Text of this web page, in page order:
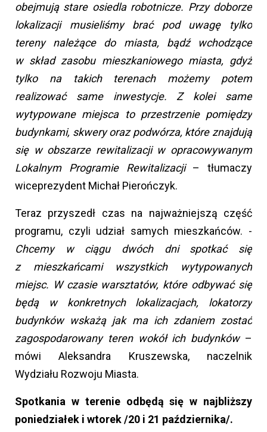
obejmują stare osiedla robotnicze. Przy doborze
lokalizacji musieliśmy brać pod uwagę tylko
tereny należące do miasta, bądź wchodzące
w skład zasobu mieszkaniowego miasta, gdyż
tylko na takich terenach możemy potem
realizować same inwestycje. Z kolei same
wytypowane miejsca to przestrzenie pomiędzy
budynkami, skwery oraz podwórza, które znajdują
się w obszarze rewitalizacji w opracowywanym
Lokalnym Programie Rewitalizacji– tłumaczy
wiceprezydent Michał Pierończyk.
Teraz przyszedł czas na najważniejszą część
programu, czyli udział samych mieszkańców. -
Chcemy w ciągu dwóch dni spotkać się
z mieszkańcami wszystkich wytypowanych
miejsc. W czasie warsztatów, które odbywać się
będą w konkretnych lokalizacjach, lokatorzy
budynków wskażą jak ma ich zdaniem zostać
zagospodarowany teren wokół ich budynków –
mówi Aleksandra Kruszewska, naczelnik
Wydziału Rozwoju Miasta.
Spotkania w terenie odbędą się w najbliższy
poniedziałek i wtorek /20 i 21 października/.